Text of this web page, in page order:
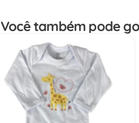
Você também pode